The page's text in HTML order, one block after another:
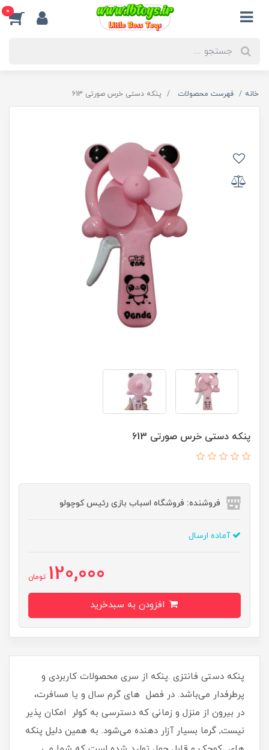
0
خانه فهرست محصولات پنکه دستی خرس صورتی 613
پنکه دستی خرس صورتی 613
فروشنده: فروشگاه اسباب بازی رئیس کوچولو
آماده ارسال
120,000 تومان
پنکه دستی فانتزی .پنکه از سری محصولات کاربردی و
پرطرفدار می‌باشد. در فصل های گرم سال و یا مسافرت،
در بیرون از منزل و زمانی که دسترسی به کولر امکان پذیر
نیست, گرما بسیار آزار دهنده می‌شود. به همین دلیل پنکه